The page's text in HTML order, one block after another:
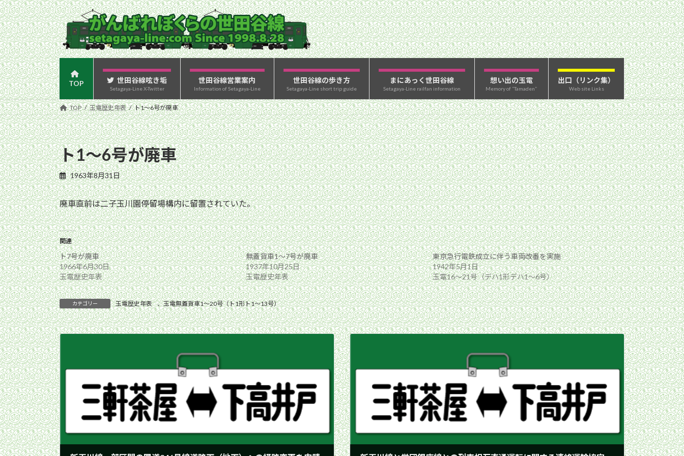
コ
ン
テ
ン
ツ
へ
ス
キ
ッ
プ
ナ
ビ
ゲ
ー
シ
ョ
ン
に
移
動
TOP 世田谷線呟き垢
Setagaya-Line X-Twitter
世田谷線営業案内
Information of Setagaya-Line
世田谷線の歩き方
Setagaya-Line short trip guide
まにあっく世田谷線
Setagaya-Line railfan information
想い出の玉電
Memory of “Tamaden”
出口（リンク集）
Web site Links
TOP 玉電歴史年表 ト1〜6号が廃車
ト1〜6号が廃車
1963年8月31日
廃車直前は二子玉川園停留場構内に留置されていた。
関連
ト7号が廃車
1966年6月30日
玉電歴史年表
無蓋貨車1〜7号が廃車
1937年10月25日
玉電歴史年表
東京急行電鉄成立に伴う車両改番を実施
1942年5月1日
玉電16〜21号（デハ1形デハ1〜6号）
カテゴリー 玉電歴史年表 、玉電無蓋貨車1〜20号（ト1形ト1〜13号）